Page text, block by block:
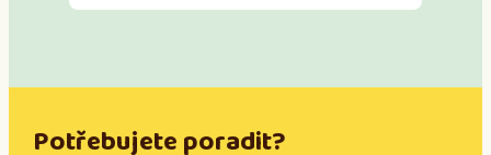
Potřebujete poradit?